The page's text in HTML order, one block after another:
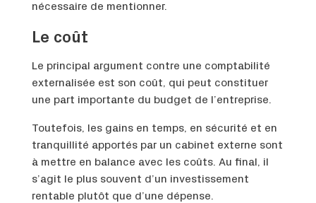
nécessaire de mentionner.
Le coût
Le principal argument contre une comptabilité
externalisée est son coût, qui peut constituer
une part importante du budget de l’entreprise.
Toutefois, les gains en temps, en sécurité et en
tranquillité apportés par un cabinet externe sont
à mettre en balance avec les coûts. Au final, il
s’agit le plus souvent d’un investissement
rentable plutôt que d’une dépense.